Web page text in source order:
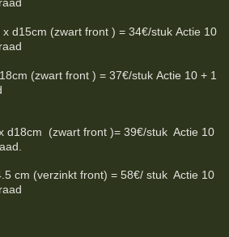
(zwart front ) = 34€/stuk Actie 10
(zwart front ) = 37€/stuk Actie 10 + 1
d18cm (zwart front )= 39€/stuk Actie 10
cm (verzinkt front) = 58€/ stuk Actie 10